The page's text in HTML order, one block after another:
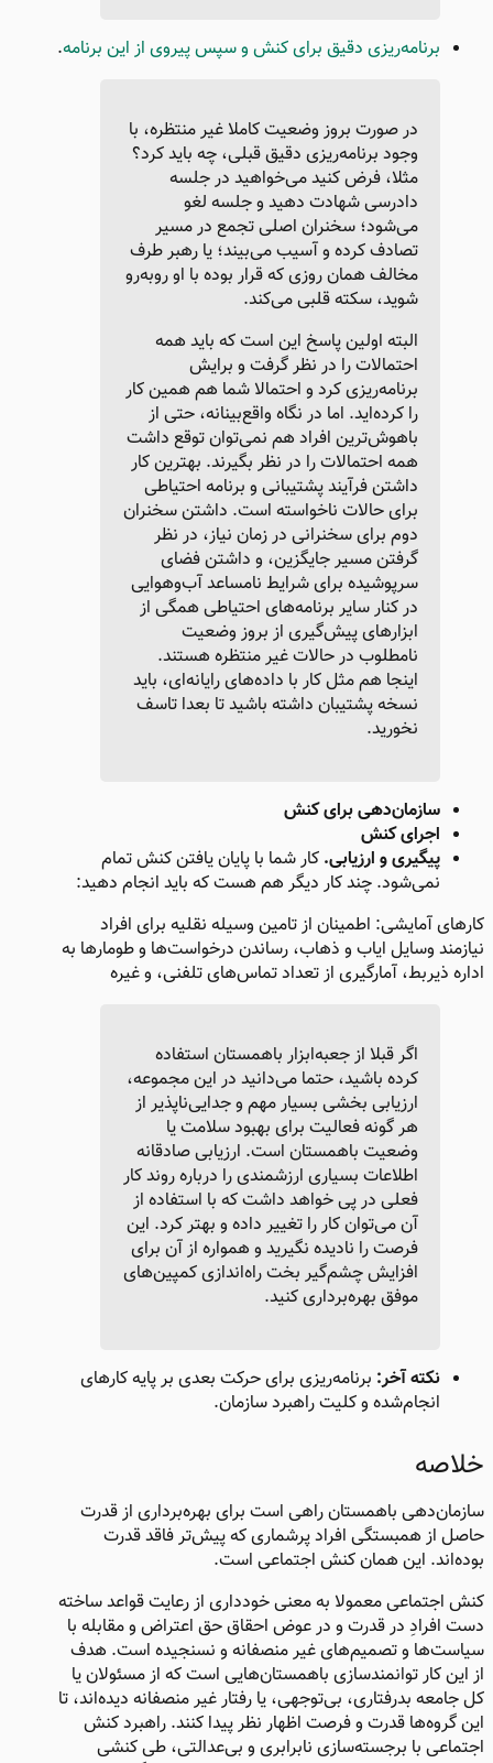
برنامه‌ریزی دقیق برای کنش و سپس پیروی از این برنامه.
در صورت بروز وضعیت کاملا غیر منتظره، با
وجود برنامه‌ریزی دقیق قبلی، چه باید کرد؟
مثلا، فرض کنید می‌خواهید در جلسه
دادرسی شهادت دهید و جلسه لغو
می‌شود؛ سخنران اصلی تجمع در مسیر
تصادف کرده و آسیب می‌بیند؛ یا رهبر طرف
مخالف همان روزی که قرار بوده با او روبه‌رو
شوید، سکته قلبی می‌کند.
البته اولین پاسخ این است که باید همه
احتمالات را در نظر گرفت و برایش
برنامه‌ریزی کرد و احتمالا شما هم همین کار
را کرده‌اید. اما در نگاه واقع‌بینانه، حتی از
باهوش‌ترین افراد هم نمی‌توان توقع داشت
همه احتمالات را در نظر بگیرند. بهترین کار
داشتن فرآیند پشتیبانی و برنامه احتیاطی
برای حالات ناخواسته است. داشتن سخنران
دوم برای سخنرانی در زمان نیاز، در نظر
گرفتن مسیر جایگزین، و داشتن فضای
سرپوشیده برای شرایط نامساعد آب‌وهوایی
در کنار سایر برنامه‌های احتیاطی همگی از
ابزارهای پیش‌گیری از بروز وضعیت
نامطلوب در حالات غیر منتظره هستند.
اینجا هم مثل کار با داده‌های رایانه‌ای، باید
نسخه پشتیبان داشته باشید تا بعدا تاسف
نخورید.
سازمان‌دهی برای کنش
اجرای کنش
پیگیری و ارزیابی. کار شما با پایان یافتن کنش تمام
نمی‌شود. چند کار دیگر هم هست که باید انجام دهید:
کارهای آمایشی: اطمینان از تامین وسیله نقلیه برای افراد
نیازمند وسایل ایاب و ذهاب، رساندن درخواست‌ها و طومارها به
اداره ذیربط، آمارگیری از تعداد تماس‌های تلفنی، و غیره​
اگر قبلا از جعبه‌ابزار باهمستان استفاده
کرده باشید، حتما می‌دانید در این مجموعه،
ارزیابی بخشی بسیار مهم و جدایی‌ناپذیر از
هر گونه فعالیت برای بهبود سلامت یا
وضعیت باهمستان است. ارزیابی صادقانه
اطلاعات بسیاری ارزشمندی را درباره روند کار
فعلی در پی خواهد داشت که با استفاده از
آن می‌توان کار را تغییر داده و بهتر کرد. این
فرصت را نادیده نگیرید و همواره از آن برای
افزایش چشم‌گیر بخت راه‌اندازی کمپین‌های
موفق بهره‌برداری کنید.
نکته آخر: برنامه‌ریزی برای حرکت بعدی بر پایه کارهای
انجام‌شده و کلیت راهبرد سازمان.
خلاصه​
سازمان‌دهی باهمستان راهی است برای بهره‌برداری از قدرت
حاصل از همبستگی افراد پرشماری که پیش‌تر فاقد قدرت
بوده‌اند. این همان کنش اجتماعی است.
کنش اجتماعی معمولا به معنی خودداری از رعایت قواعد ساخته
دست افرادِ در قدرت و در عوض احقاق حق اعتراض و مقابله با
سیاست‌ها و تصمیم‌های غیر منصفانه و نسنجیده است. هدف
از این کار توانمندسازی باهمستان‌هایی است که از مسئولان یا
کل جامعه بدرفتاری، بی‌توجهی، یا رفتار غیر منصفانه دیده‌اند، تا
این گروه‌ها قدرت و فرصت اظهار نظر پیدا کنند. راهبرد کنش
اجتماعی با برجسته‌سازی نابرابری و بی‌عدالتی، طی کنشی